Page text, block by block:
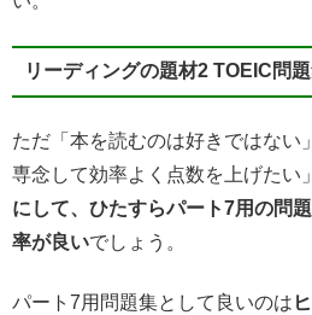
リーディングの題材2 TOEIC問
ただ「本を読むのは好きではない
専念して効率よく点数を上げたい
にして、ひたすらパート7用の問
率が良いでしょう。
パート7用問題集として良いのは